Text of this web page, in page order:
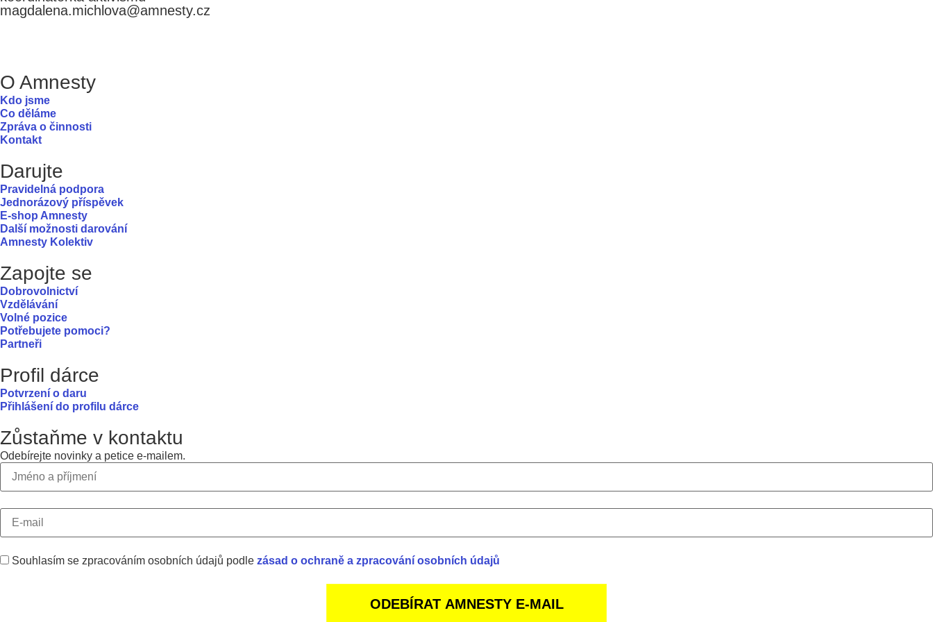
magdalena.michlova@amnesty.cz
O Amnesty
Kdo jsme
Co děláme
Zpráva o činnosti
Kontakt
Darujte
Pravidelná podpora
Jednorázový příspěvek
E-shop Amnesty
Další možnosti darování
Amnesty Kolektiv
Zapojte se
Dobrovolnictví
Vzdělávání
Volné pozice
Potřebujete pomoci?
Partneři
Profil dárce
Potvrzení o daru
Přihlášení do profilu dárce
Zůstaňme v kontaktu
Odebírejte novinky a petice e-mailem.
Souhlasím se zpracováním osobních údajů podle zásad o ochraně a zpracování osobních údajů